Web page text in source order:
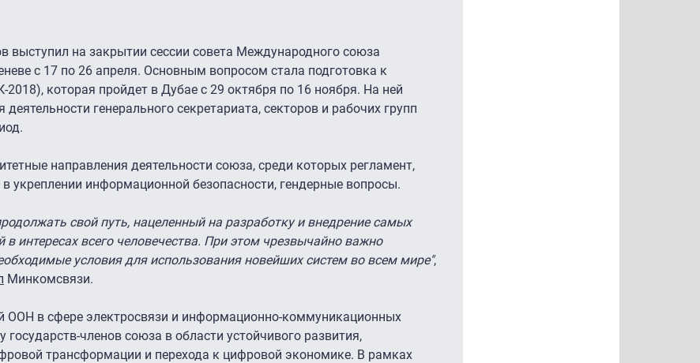
на закрытии сессии совета Международного союза
с 17 по 26 апреля. Основным вопросом стала подготовка к
которая пройдет в Дубае с 29 октября по 16 ноября. На ней
генерального секретариата, секторов и рабочих групп
направления деятельности союза, среди которых регламент,
укреплении информационной безопасности, гендерные вопросы.
свой путь, нацеленный на разработку и внедрение самых
интересах всего человечества. При этом чрезвычайно важно
условия для использования новейших систем во всем мире",
Минкомсвязи.
ООН в сфере электросвязи и информационно-коммуникационных
государств-членов союза в области устойчивого развития,
трансформации и перехода к цифровой экономике. В рамках